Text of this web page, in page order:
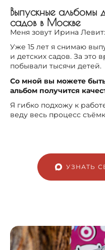
Выпускные альбомы
садов в Москве
Меня зовут Ирина
Уже 15 лет я снимаю
и детских садов. За это
побывали тысячи детей.
Со мной вы можете
альбом получится
Я гибко подхожу к
веду весь процесс
УЗНАТЬ